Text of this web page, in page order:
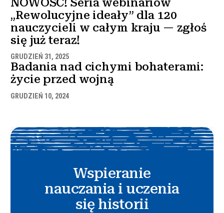
NOWOŚĆ! Seria webinariów
„Rewolucyjne ideały” dla 120
nauczycieli w całym kraju — zgłoś
się już teraz!
GRUDZIEŃ 31, 2025
Badania nad cichymi bohaterami:
życie przed wojną
GRUDZIEŃ 10, 2024
Wspieranie
nauczania i uczenia
się historii